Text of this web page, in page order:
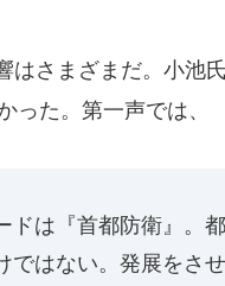
はさまざまだ。小池
った。第一声では、
ドは『首都防衛』。
ではない。発展をさせ